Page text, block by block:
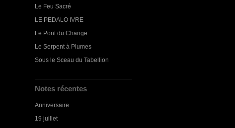
Le Feu Sacré
LE PEDALO IVRE
Le Pont du Change
Le Serpent à Plumes
Sous le Sceau du Tabellion
Notes récentes
Anniversaire
19 juillet